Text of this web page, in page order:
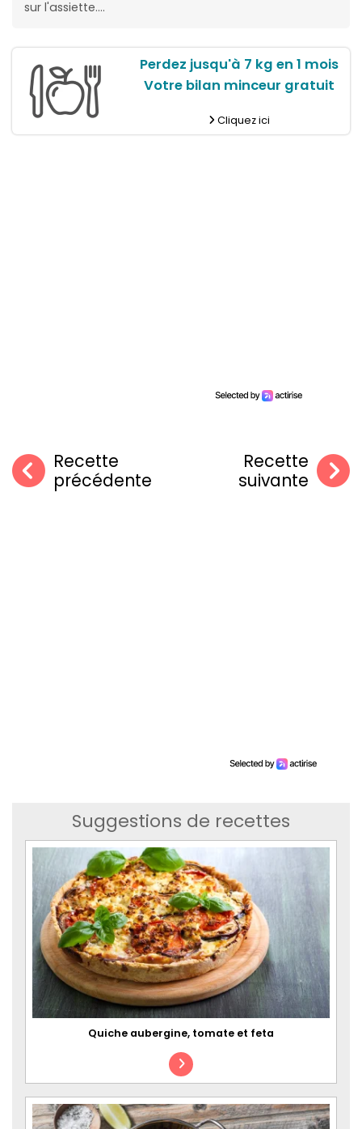
sur l'assiette....
Perdez jusqu'à 7 kg en 1 mois
Votre bilan minceur gratuit
Cliquez ici
Recette
précédente
Recette
suivante
Suggestions de recettes
Quiche aubergine, tomate et feta